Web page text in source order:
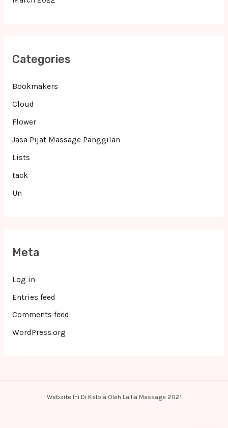
Categories
Bookmakers
Cloud
Flower
Jasa Pijat Massage Panggilan
Lists
tack
Un
Meta
Log in
Entries feed
Comments feed
WordPress.org
Website Ini Di Kelola Oleh Lailia Massage 2021